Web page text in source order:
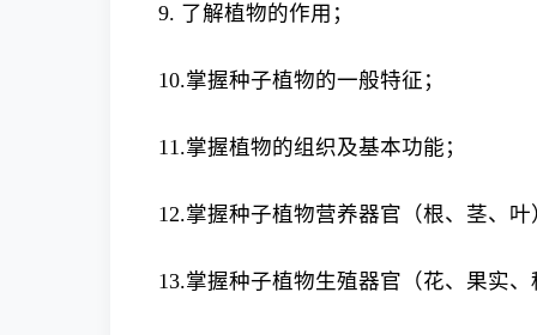
9. 了解植物的作用；
10.掌握种子植物的一般特征；
11.掌握植物的组织及基本功能；
12.掌握种子植物营养器官（根、茎、叶
13.掌握种子植物生殖器官（花、果实、